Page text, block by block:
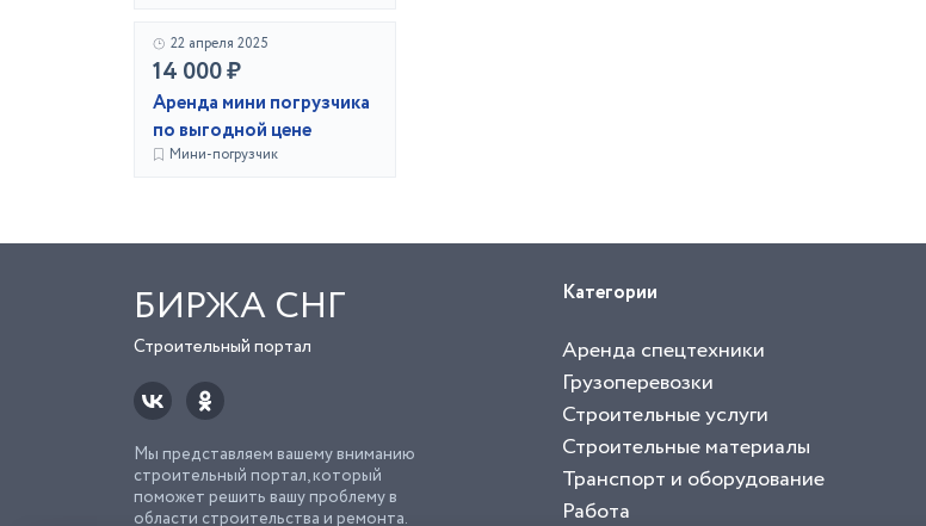
22 апреля 2025
14 000 ₽
Аренда мини погрузчика
по выгодной цене
Мини-погрузчик
БИРЖА СНГ
Строительный портал
Мы представляем вашему вниманию
строительный портал, который
поможет решить вашу проблему в
области строительства и ремонта.
Категории
Аренда спецтехники
Грузоперевозки
Строительные услуги
Строительные материалы
Транспорт и оборудование
Работа